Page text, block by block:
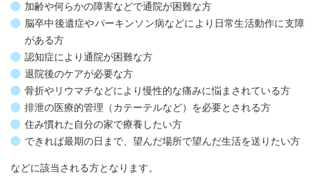
加齢や何らかの障害などで通院が困難な方
脳卒中後遺症やパーキンソン病などにより日常生活動作に支障
がある方
認知症により通院が困難な方
退院後のケアが必要な方
骨折やリウマチなどにより慢性的な痛みに悩まされている方
排泄の医療的管理（カテーテルなど）を必要とされる方
住み慣れた自分の家で療養したい方
できれば最期の日まで、望んだ場所で望んだ生活を送りたい方
などに該当される方となります。